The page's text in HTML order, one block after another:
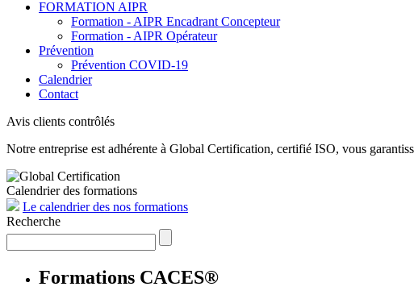
FORMATION AIPR
Formation - AIPR Encadrant Concepteur
Formation - AIPR Opérateur
Prévention
Prévention COVID-19
Calendrier
Contact
Avis clients contrôlés
Notre entreprise est adhérente à Global Certification, certifié ISO, vous
Calendrier des formations
Le calendrier des nos formations
Recherche
Formations CACES®